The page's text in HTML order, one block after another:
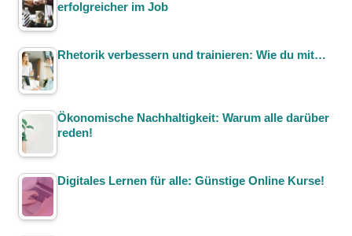
erfolgreicher im Job
Rhetorik verbessern und trainieren: Wie du mit…
Ökonomische Nachhaltigkeit: Warum alle darüber
reden!
Digitales Lernen für alle: Günstige Online Kurse!